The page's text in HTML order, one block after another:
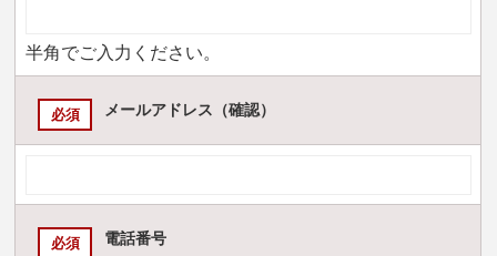
半角でご入力ください。
メールアドレス（確認）
必須
電話番号
必須